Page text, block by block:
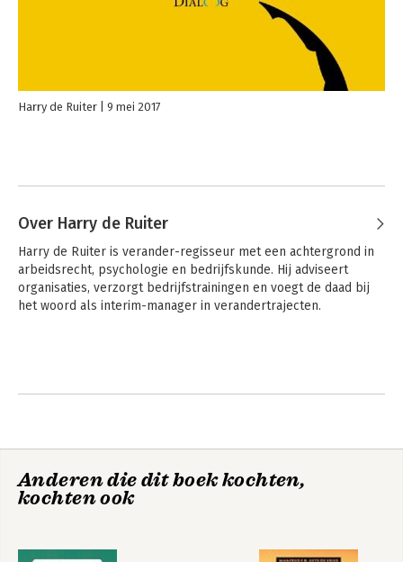
Harry de Ruiter 9 mei 2017
Over Harry de Ruiter
Harry de Ruiter is verander-regisseur met een achtergrond in
arbeidsrecht, psychologie en bedrijfskunde. Hij adviseert
organisaties, verzorgt bedrijfstrainingen en voegt de daad bij
het woord als interim-manager in verandertrajecten.
Anderen die dit boek kochten,
kochten ook